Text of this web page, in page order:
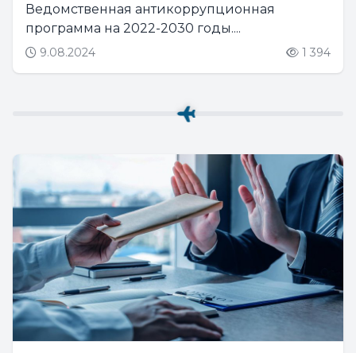
Ведомственная антикоррупционная
программа на 2022-2030 годы....
9.08.2024 1 394